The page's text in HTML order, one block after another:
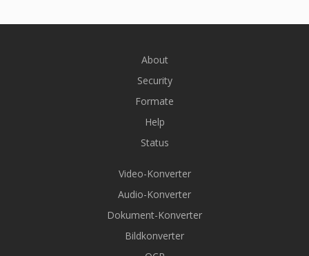
About
Security
Formate
Help
Status
Video-Konverter
Audio-Konverter
Dokument-Konverter
Bildkonverter